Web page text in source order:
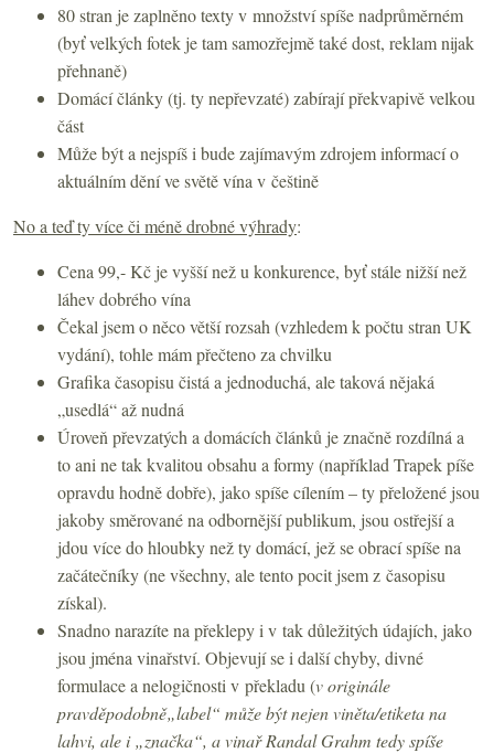
80 stran je zaplněno texty v množství spíše nadprůměrném
(byť velkých fotek je tam samozřejmě také dost, reklam nijak
přehnaně)
Domácí články (tj. ty nepřevzaté) zabírají překvapivě velkou
část
Může být a nejspíš i bude zajímavým zdrojem informací o
aktuálním dění ve světě vína v češtině
No a teď ty více či méně drobné výhrady:
Cena 99,- Kč je vyšší než u konkurence, byť stále nižší než
láhev dobrého vína
Čekal jsem o něco větší rozsah (vzhledem k počtu stran UK
vydání), tohle mám přečteno za chvilku
Grafika časopisu čistá a jednoduchá, ale taková nějaká
„usedlá“ až nudná
Úroveň převzatých a domácích článků je značně rozdílná a
to ani ne tak kvalitou obsahu a formy (například Trapek píše
opravdu hodně dobře), jako spíše cílením – ty přeložené jsou
jakoby směrované na odbornější publikum, jsou ostřejší a
jdou více do hloubky než ty domácí, jež se obrací spíše na
začátečníky (ne všechny, ale tento pocit jsem z časopisu
získal).
Snadno narazíte na překlepy i v tak důležitých údajích, jako
jsou jména vinařství. Objevují se i další chyby, divné
formulace a nelogičnosti v překladu (v originále
pravděpodobně„label“ může být nejen viněta/etiketa na
lahvi, ale i „značka“, a vinař Randal Grahm tedy spíše